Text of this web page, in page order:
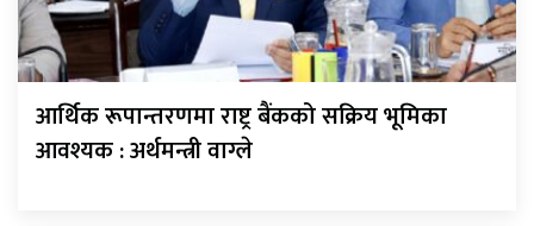
आर्थिक रूपान्तरणमा राष्ट्र बैंकको सक्रिय भूमिका
आवश्यक : अर्थमन्त्री वाग्ले